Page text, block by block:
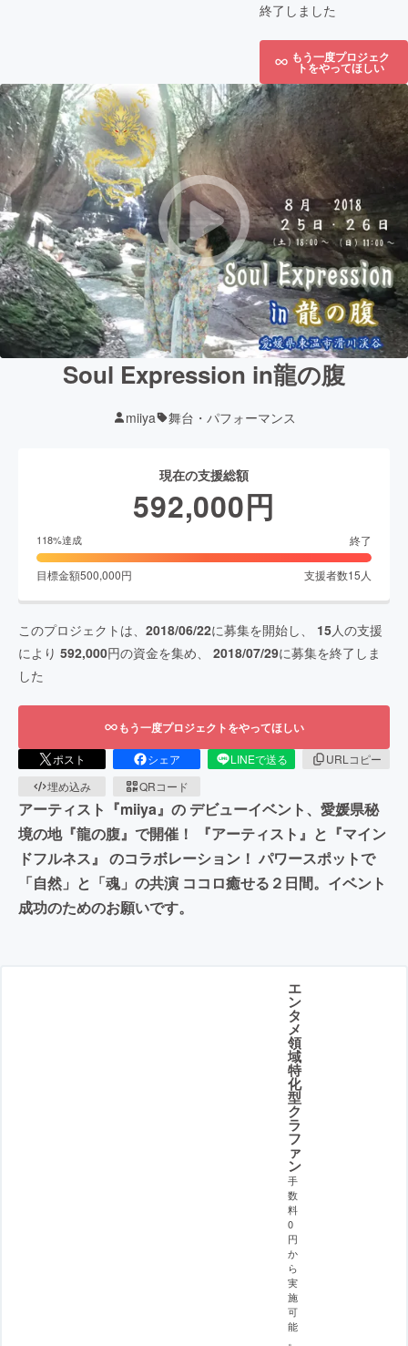
終了しました
もう一度プロジェク
トをやってほしい
Soul Expression in龍の腹
miiya 舞台・パフォーマンス
現在の支援総額
592,000円
118%達成 終了
目標金額500,000円 支援者数15 人
このプロジェクトは、 2018/06/22に募集を開始し、 15人の支援
により 592,000円の資金を集め、 2018/07/29に募集を終了しま
した
もう一度プロジェクトをやってほしい
ポスト シェア LINEで送る
URLコピー
埋め込み
QRコード
アーティスト『miiya』の デビューイベント、愛媛県秘
境の地『龍の腹』で開催！ 『アーティスト』と『マイン
ドフルネス』 のコラボレーション！ パワースポットで
「自然」と「魂」の共演 ココロ癒せる２日間。イベント
成功のためのお願いです。
エ
ン
タ
メ
領
域
特
化
型
ク
ラ
フ
ァ
ン
手
数
料
0
円
か
ら
実
施
可
能